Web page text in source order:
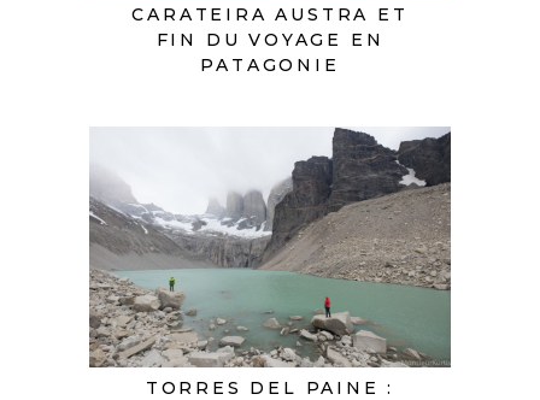
CARATEIRA AUSTRA ET
FIN DU VOYAGE EN
PATAGONIE
TORRES DEL PAINE :